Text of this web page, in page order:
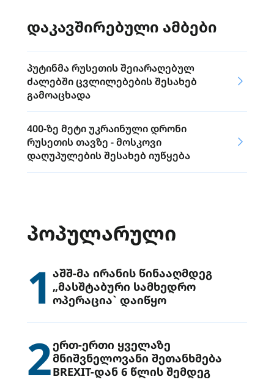
დაკავშირებული ამბები
პუტინმა რუსეთის შეიარაღებულ
ძალებში ცვლილებების შესახებ
გამოაცხადა
400-ზე მეტი უკრაინული დრონი
რუსეთის თავზე - მოსკოვი
დაღუპულების შესახებ იუწყება
ᲞᲝᲞᲣᲚᲐᲠᲣᲚᲘ
1 აშშ-მა ირანის წინააღმდეგ
„მასშტაბური სამხედრო
ოპერაცია` დაიწყო
2ერთ-ერთი ყველაზე
მნიშვნელოვანი შეთანხმება
BREXIT-დან 6 წლის შემდეგ